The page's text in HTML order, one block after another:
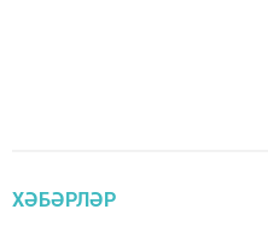
ХӘБӘРЛӘР